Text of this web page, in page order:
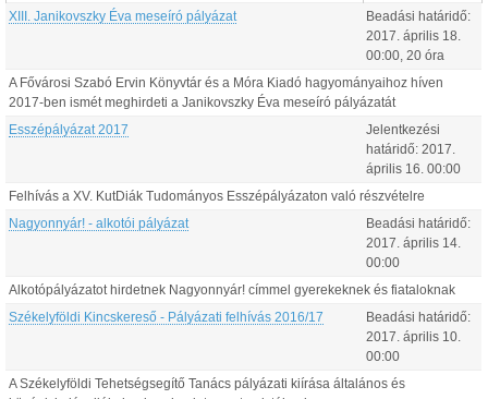
XIII. Janikovszky Éva meseíró pályázat
Beadási határidő:
2017. április 18
00:00 , 20 óra
A Fővárosi Szabó Ervin Könyvtár és a Móra Kiadó hagyományaihoz híven
2017-ben ismét meghirdeti a Janikovszky Éva meseíró pályázatát
Esszépályázat 2017
Jelentkezési
határidő: 2017.
április 16 00:00
Felhívás a XV. KutDiák Tudományos Esszépályázaton való részvételre
Nagyonnyár! - alkotói pályázat
Beadási határidő:
2017. április 14
00:00
Alkotópályázatot hirdetnek Nagyonnyár! címmel gyerekeknek és fiataloknak
Székelyföldi Kincskereső - Pályázati felhívás 2016/17
Beadási határidő:
2017. április 10
00:00
A Székelyföldi Tehetségsegítő Tanács pályázati kiírása általános és